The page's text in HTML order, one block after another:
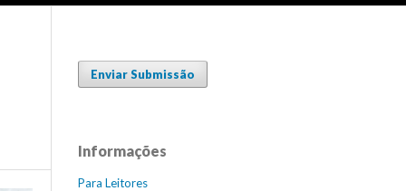
Enviar Submissão
Informações
Para Leitores